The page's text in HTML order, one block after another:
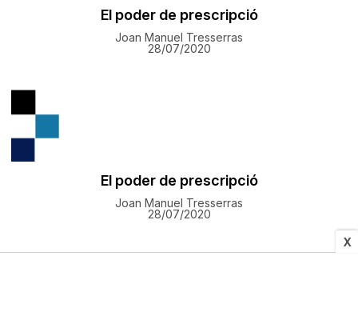
X
El poder de prescripció
Joan Manuel Tresserras
28/07/2020
El poder de prescripció
Joan Manuel Tresserras
28/07/2020